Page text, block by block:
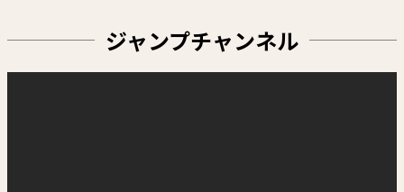
ジャンプチャンネル